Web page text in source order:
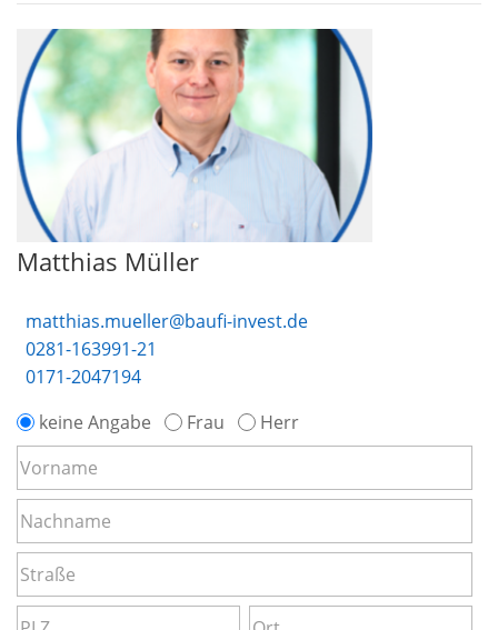
Matthias Müller
matthias.mueller@baufi-invest.de
0281-163991-21
0171-2047194
keine Angabe
Frau Herr